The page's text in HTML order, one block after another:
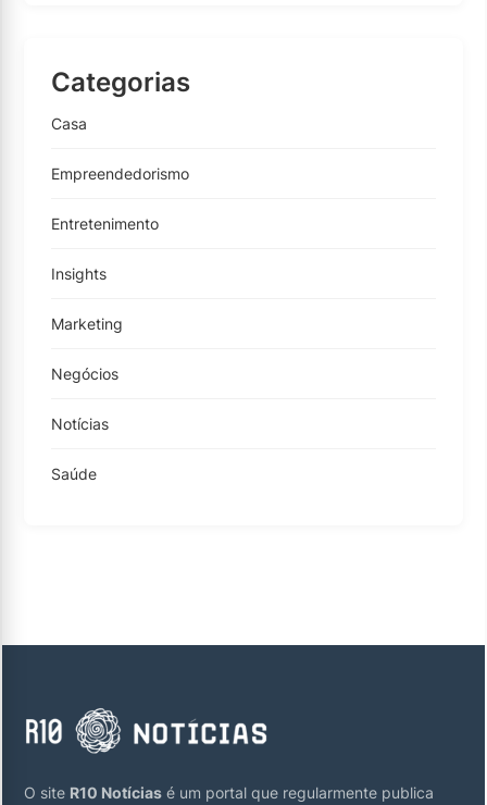
Categorias
Casa
Empreendedorismo
Entretenimento
Insights
Marketing
Negócios
Notícias
Saúde
O site R10 Notícias é um portal que regularmente publica